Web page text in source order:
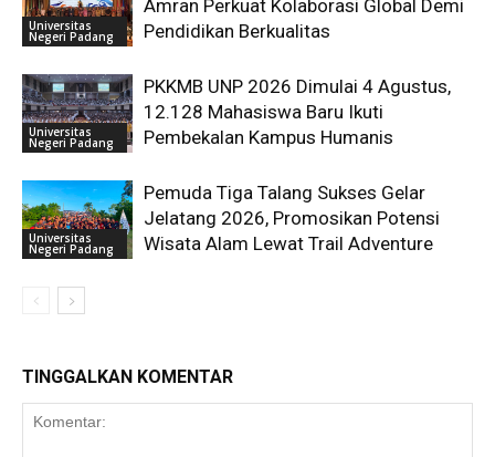
Universitas
Negeri Padang
Amran Perkuat Kolaborasi Global Demi
Pendidikan Berkualitas
Universitas
Negeri Padang
PKKMB UNP 2026 Dimulai 4 Agustus,
12.128 Mahasiswa Baru Ikuti
Pembekalan Kampus Humanis
Universitas
Negeri Padang
Pemuda Tiga Talang Sukses Gelar
Jelatang 2026, Promosikan Potensi
Wisata Alam Lewat Trail Adventure
TINGGALKAN KOMENTAR